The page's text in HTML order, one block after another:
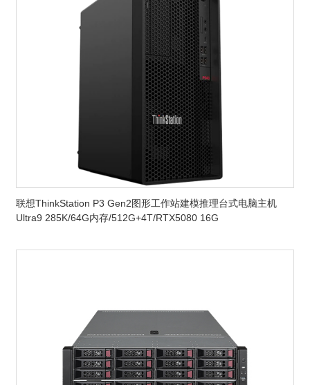
联想ThinkStation P3 Gen2图形工作站建模推理台式电脑主机
Ultra9 285K/64G内存/512G+4T/RTX5080 16G